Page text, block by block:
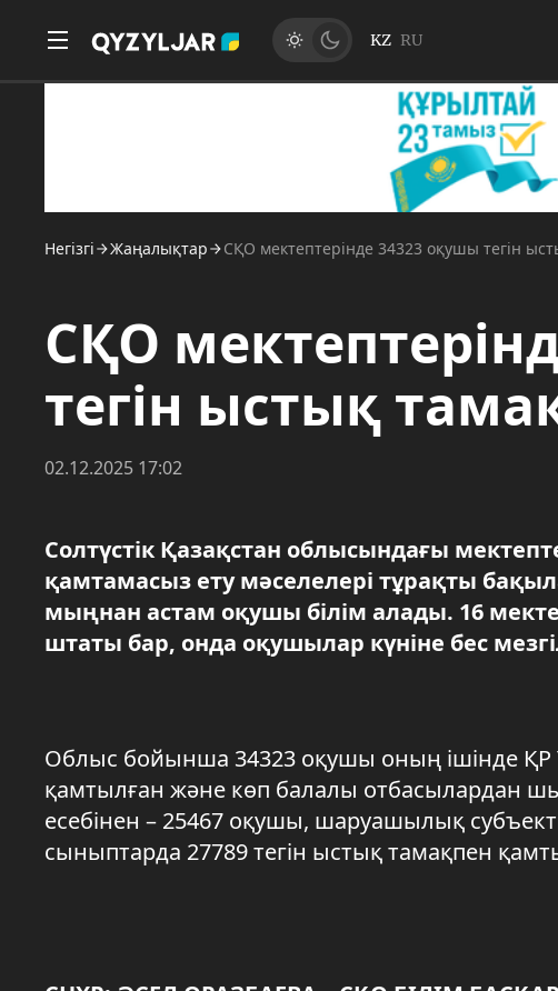
KZ RU
Негізгі Жаңалықтар СҚО мектептерінде 34323 оқушы тегін
СҚО
тегін ыстық
02.12.2025 17:02
Солтүстік Қазақстан облысындағы
қамтамасыз ету мәселелері тұрақты
мыңнан астам оқушы білім алады. 16
штаты бар, онда оқушылар күніне бес
Облыс бойынша 34323 оқушы оның ішінде ҚР
қамтылған және көп балалы отбасылардан
есебінен – 25467 оқушы, шаруашылық
сыныптарда 27789 тегін ыстық тамақпен